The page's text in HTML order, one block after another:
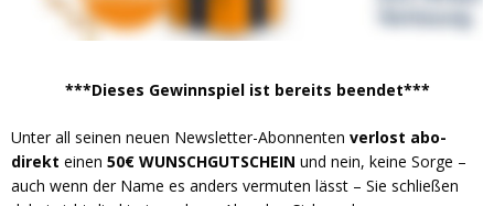
***Dieses Gewinnspiel ist bereits beendet***
Unter all seinen neuen Newsletter-Abonnenten verlost abo-
direkt einen 50€ WUNSCHGUTSCHEIN und nein, keine Sorge –
auch wenn der Name es anders vermuten lässt – Sie schließen